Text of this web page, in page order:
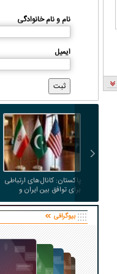
نام و نام خانوادگی
ایمیل
پاکستان: کانال‌های ارتباطی
برای توافق بین ایران و
آمریکا داریم
بیوگرافی